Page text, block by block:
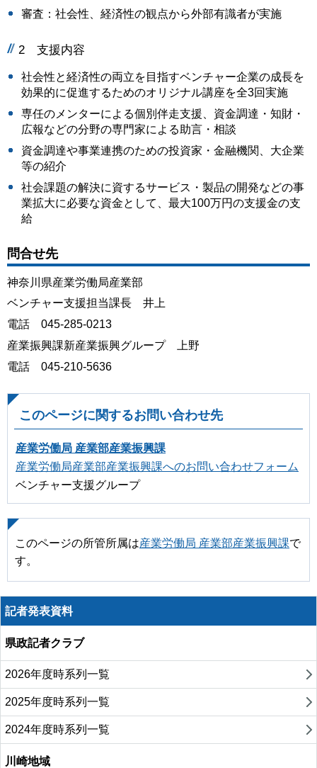
審査：社会性、経済性の観点から外部有識者が実施
2 支援内容
社会性と経済性の両立を目指すベンチャー企業の成長を
効果的に促進するためのオリジナル講座を全3回実施
専任のメンターによる個別伴走支援、資金調達・知財・
広報などの分野の専門家による助言・相談
資金調達や事業連携のための投資家・金融機関、大企業
等の紹介
社会課題の解決に資するサービス・製品の開発などの事
業拡大に必要な資金として、最大100万円の支援金の支
給
問合せ先
神奈川県産業労働局産業部
ベンチャー支援担当課長 井上
電話 045-285-0213
産業振興課新産業振興グループ 上野
電話 045-210-5636
このページに関するお問い合わせ先
産業労働局 産業部産業振興課
産業労働局産業部産業振興課へのお問い合わせフォーム
ベンチャー支援グループ
このページの所管所属は産業労働局 産業部産業振興課で
す。
記者発表資料
県政記者クラブ
2026年度時系列一覧
2025年度時系列一覧
2024年度時系列一覧
川崎地域